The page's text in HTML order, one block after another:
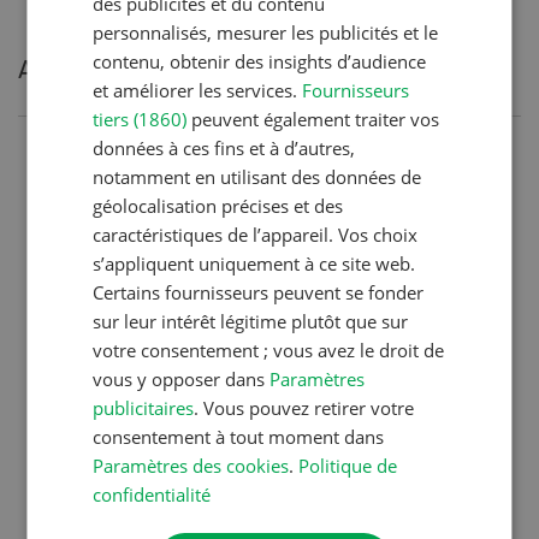
Articles les plus lues
Production animale
Noms de vaches en Suisse :
liste de A à Z
Production animale
L’aide du vétérinaire: «Que
faire en cas de diarrhée
chez les chèvres ? »
personnalisés, mesurer les publicités et le
contenu, obtenir des insights d’audience
et améliorer les services. Fournisseurs
tiers (1860) peuvent également traiter vos
données à ces fins et à d’autres,
notamment en utilisant des données de
géolocalisation précises et des
caractéristiques de l’appareil. Vos choix
s’appliquent uniquement à ce site web.
Certains fournisseurs peuvent se fonder
sur leur intérêt légitime plutôt que sur
votre consentement ; vous avez le droit de
vous y opposer dans Paramètres
publicitaires. Vous pouvez retirer votre
consentement à tout moment dans
Paramètres des cookies. Politique de
confidentialité